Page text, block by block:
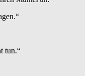
tun.“